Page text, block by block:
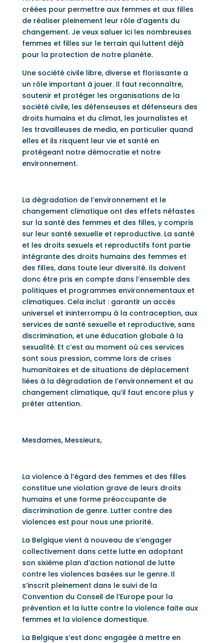
créées pour permettre aux femmes et aux filles
de réaliser pleinement leur rôle d’agents du
changement. Je veux saluer ici les nombreuses
femmes et filles sur le terrain qui luttent déjà
pour la protection de notre planète.
Une société civile libre, diverse et florissante a
un rôle important à jouer. Il faut reconnaître,
soutenir et protéger les organisations de la
société civile, les défenseuses et défenseurs des
droits humains et du climat, les journalistes et
les travailleuses de media, en particulier quand
elles et ils risquent leur vie et santé en
protégeant notre démocratie et notre
environnement.
La dégradation de l’environnement et le
changement climatique ont des effets néfastes
sur la santé des femmes et des filles, y compris
sur leur santé sexuelle et reproductive. La santé
et les droits sexuels et reproductifs font partie
intégrante des droits humains des femmes et
des filles, dans toute leur diversité. Ils doivent
donc être pris en compte dans l’ensemble des
politiques et programmes environnementaux et
climatiques. Cela inclut : garantir un accès
universel et ininterrompu à la contraception, aux
services de santé sexuelle et reproductive, sans
discrimination, et une éducation globale à la
sexualité. Et c’est au moment où ces services
sont sous pression, comme lors de crises
humanitaires et de situations de déplacement
liées à la dégradation de l’environnement et au
changement climatique, qu’il faut encore plus y
prêter attention.
Mesdames, Messieurs,
La violence à l’égard des femmes et des filles
constitue une violation grave de leurs droits
humains et une forme préoccupante de
discrimination de genre. Lutter contre des
violences est pour nous une priorité.
La Belgique vient à nouveau de s’engager
collectivement dans cette lutte en adoptant
son sixième plan d’action national de lutte
contre les violences basées sur le genre. Il
s’inscrit pleinement dans le suivi de la
Convention du Conseil de l’Europe pour la
prévention et la lutte contre la violence faite aux
femmes et la violence domestique.
La Belgique s’est donc engagée à mettre en